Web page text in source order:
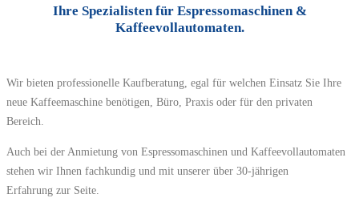
Ihre Spezialisten für Espressomaschinen &
Kaffeevollautomaten.
Wir bieten professionelle Kaufberatung, egal für welchen Einsatz Sie Ihre
neue Kaffeemaschine benötigen, Büro, Praxis oder für den privaten
Bereich.
Auch bei der Anmietung von Espressomaschinen und Kaffeevollautomaten
stehen wir Ihnen fachkundig und mit unserer über 30-jährigen
Erfahrung zur Seite.